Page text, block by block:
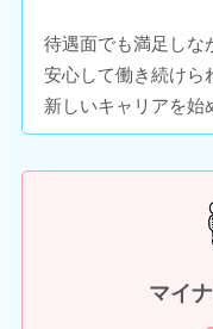
待遇面でも満足しな
安心して働き続けら
新しいキャリアを始
マイ